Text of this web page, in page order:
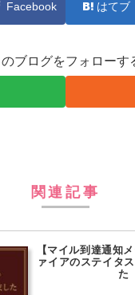
Facebook はてブ
のブログをフォローす
関連記事
【マイル到達通知
ァイアのステイタ
た